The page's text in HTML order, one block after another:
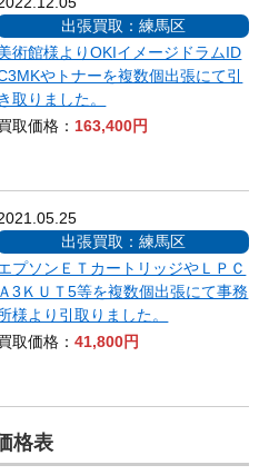
出張買取：練馬区
術館様よりOKIイメージドラムID
やトナーを複数個出張にて引
き取りました。
取価格： 163,400円
出張買取：練馬区
プソンＥＴカートリッジやＬＰＣ
Ａ3ＫＵＴ5等を複数個出張にて事務
様より引取りました。
取価格：41,800円
格表